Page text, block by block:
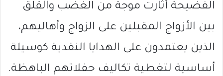
الفضيحة أثارت موجة من الغضب والقلق
بين الأزواج المقبلين على الزواج وأهاليهم،
الذين يعتمدون على الهدايا النقدية كوسيلة
أساسية لتغطية تكاليف حفلاتهم الباهظة.